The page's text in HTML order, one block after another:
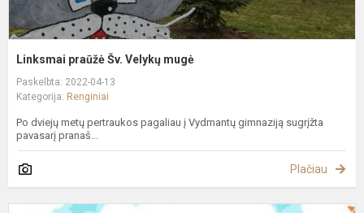
Linksmai praūžė Šv. Velykų mugė
Paskelbta: 2022-04-13
Kategorija: Renginiai
Po dviejų metų pertraukos pagaliau į Vydmantų gimnaziją sugrįžta
pavasarį pranaš...
Plačiau